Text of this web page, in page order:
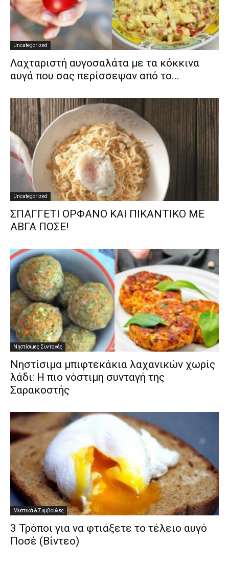
Uncategorized
Λαχταριστή αυγοσαλάτα με τα κόκκινα
αυγά που σας περίσσεψαν από το...
Uncategorized
ΣΠΑΓΓΕΤΙ ΟΡΦΑΝΟ ΚΑΙ ΠΙΚΑΝΤΙΚΟ ΜΕ
ΑΒΓΑ ΠΟΣΕ!
Νηστίσιμες Συνταγές
Νηστίσιμα μπιφτεκάκια λαχανικών χωρίς
λάδι: Η πιο νόστιμη συνταγή της
Σαρακοστής
Μυστικά & Συμβουλές
3 Τρόποι για να φτιάξετε το τέλειο αυγό
Ποσέ (Βίντεο)